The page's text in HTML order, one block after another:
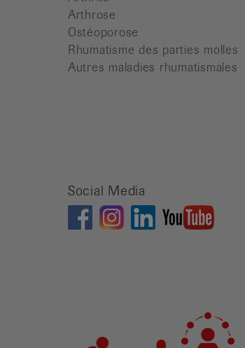
Arthrose
Ostéoporose
Rhumatisme des parties molles
Autres maladies rhumatismales
Social Media